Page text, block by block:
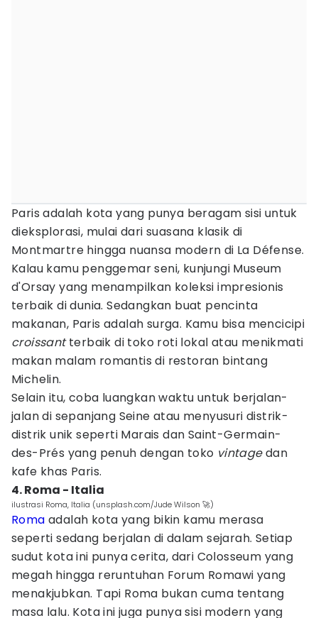
Paris adalah kota yang punya beragam sisi untuk
dieksplorasi, mulai dari suasana klasik di
Montmartre hingga nuansa modern di La Défense.
Kalau kamu penggemar seni, kunjungi Museum
d'Orsay yang menampilkan koleksi impresionis
terbaik di dunia. Sedangkan buat pencinta
makanan, Paris adalah surga. Kamu bisa mencicipi
croissantterbaik di toko roti lokal atau menikmati
makan malam romantis di restoran bintang
Michelin.
Selain itu, coba luangkan waktu untuk berjalan-
jalan di sepanjang Seine atau menyusuri distrik-
distrik unik seperti Marais dan Saint-Germain-
des-Prés yang penuh dengan toko vintagedan
kafe khas Paris.
4. Roma - Italia
ilustrasi Roma, Italia (unsplash.com/Jude Wilson 🚀)
Roma adalah kota yang bikin kamu merasa
seperti sedang berjalan di dalam sejarah. Setiap
sudut kota ini punya cerita, dari Colosseum yang
megah hingga reruntuhan Forum Romawi yang
menakjubkan. Tapi Roma bukan cuma tentang
masa lalu. Kota ini juga punya sisi modern yang